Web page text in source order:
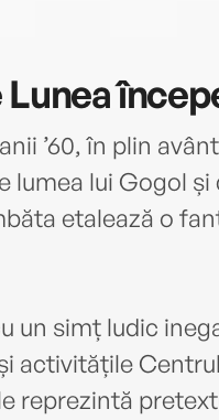
Lunea
’60, în plin
lumea lui Gogol și
etalează o
un simț ludic
activitățile
reprezintă